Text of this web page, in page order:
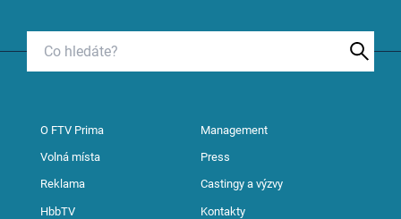
O FTV Prima Management
Volná místa Press
Reklama Castingy a výzvy
HbbTV Kontakty